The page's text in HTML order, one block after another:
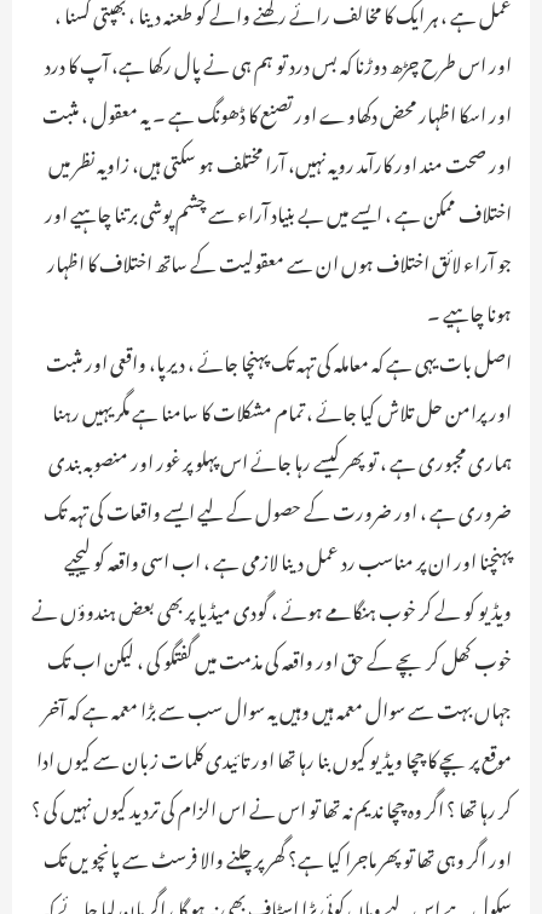
عمل ہے ، ہر ایک کا مخالف رائے رکھنے والے کو طعنہ دینا ، بھپتی کسنا ،
اور اس طرح چڑھ دوڑنا کہ بس درد تو ہم ہی نے پال رکھا ہے، آپ کا درد
اور اسکا اظہار محض دکھاوے اور تصنع کا ڈھونگ ہے ۔ یہ معقول ، مثبت
اور صحت مند اور کارآمد رویہ نہیں، آرا مختلف ہو سکتی ہیں، زاویہ نظر میں
اختلاف ممکن ہے ، ایسے میں بے بنیاد آراء سے چشم پوشی برتنا چاہیے اور
جو آراء لائق اختلاف ہوں ان سے معقولیت کے ساتھ اختلاف کا اظہار
ہونا چاہیے ۔
اصل بات یہی ہے کہ معاملہ کی تہہ تک پہنچا جائے ، دیرپا، واقعی اور مثبت
اور پرامن حل تلاش کیا جائے ، تمام مشکلات کا سامنا ہے مگر یہیں رہنا
ہماری مجبوری ہے ، تو پھر کیسے رہا جائے اس پہلو پر غور اور منصوبہ بندی
ضروری ہے ، اور ضرورت کے حصول کے لیے ایسے واقعات کی تہہ تک
پہنچنا اور ان پر مناسب رد عمل دینا لازمی ہے ، اب اسی واقعہ کو لیجیے
ویڈیو کو لے کر خوب ہنگامے ہوئے ، گودی میڈیا پر بھی بعض ہندوؤں نے
خوب کھل کر بچے کے حق اور واقعہ کی مذمت میں گفتگو کی ، لیکن اب تک
جہاں بہت سے سوال معمہ ہیں وہیں یہ سوال سب سے بڑا معمہ ہے کہ آخر
موقع پر بچے کا چچا ویڈیو کیوں بنا رہا تھا اور تائیدی کلمات زبان سے کیوں ادا
کر رہا تھا ؟ اگر وہ چچا ندیم نہ تھا تو اس نے اس الزام کی تردید کیوں نہیں کی ؟
اور اگر وہی تھا تو پھر ماجرا کیا ہے؟ گھر پر چلنے والا فرسٹ سے پانچویں تک